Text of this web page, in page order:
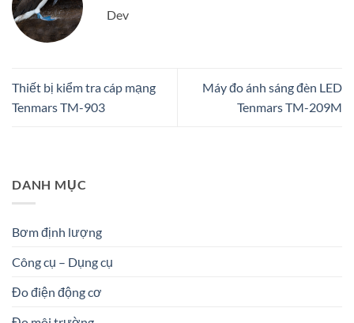
Dev
Thiết bị kiểm tra cáp mạng
Tenmars TM-903
Máy đo ánh sáng đèn LED
Tenmars TM-209M
DANH MỤC
Bơm định lượng
Công cụ – Dụng cụ
Đo điện động cơ